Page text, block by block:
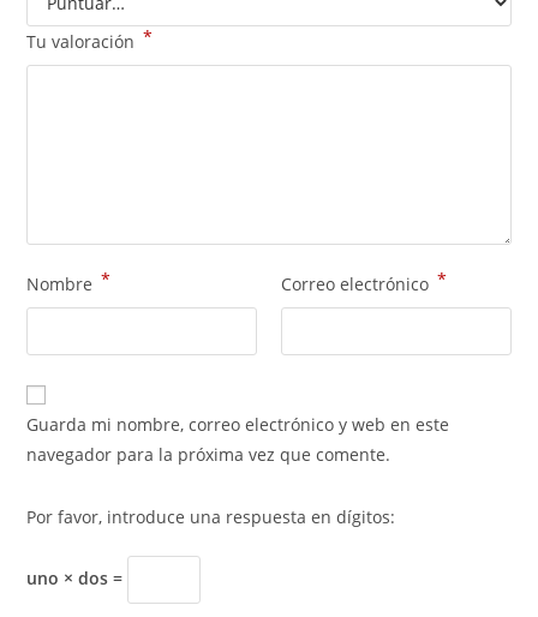
Tu valoración *
Nombre * Correo electrónico *
Guarda mi nombre, correo electrónico y web en este
navegador para la próxima vez que comente.
Por favor, introduce una respuesta en dígitos:
uno × dos =